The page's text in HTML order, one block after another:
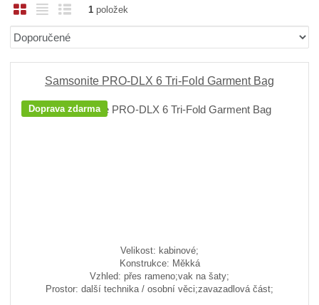
a
z
e
í
O
b
r
á
o
a
b
u
l
o
Ř
á
k
o
ý
1položek
Samsonite PRO-DLX 6 Tri-Fold Garment Bag
Doprava zdarma
Velikost: kabinové;
Konstrukce: Měkká
Vzhled: přes rameno;vak na šaty;
Prostor: další technika / osobní věci;zavazadlová část;